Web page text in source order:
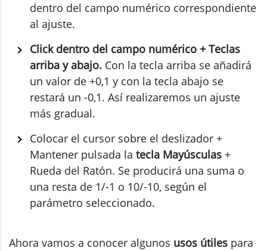
dentro del campo numérico correspondiente
al ajuste.
Click dentro del campo numérico + Teclas
arriba y abajo. Con la tecla arriba se añadirá
un valor de +0,1 y con la tecla abajo se
restará un -0,1. Así realizaremos un ajuste
más gradual.
Colocar el cursor sobre el deslizador +
Mantener pulsada la tecla Mayúsculas +
Rueda del Ratón. Se producirá una suma o
una resta de 1/-1 o 10/-10, según el
parámetro seleccionado.
Ahora vamos a conocer algunos usos útiles para